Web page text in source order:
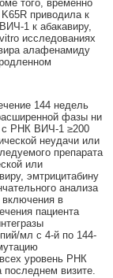
того, временно
приводила к
1 к абакавиру,
исследованиях
алафенамиду
144 недель
фазы ни
с РНК ВИЧ-1 ≥200
неудачи или
препарата
или
эмтрицитабину
анализа
включения в
пациента
мл с 4-й по 144-
всех уровень РНК
визите.